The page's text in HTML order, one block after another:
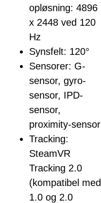
opløsning: 4896
x 2448 ved 120
Hz
Synsfelt: 120°
Sensorer: G-
sensor, gyro-
sensor, IPD-
sensor,
proximity-sensor
Tracking:
SteamVR
Tracking 2.0
(kompatibel med
1.0 og 2.0